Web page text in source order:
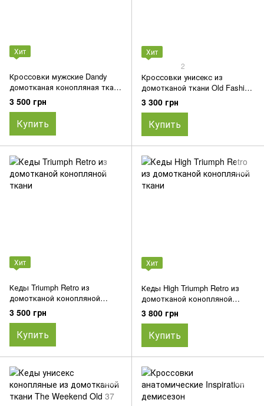
Хит
Кроссовки мужские Dandy
домотканая конопляная ткань
40
3 500 грн
Купить
Хит
2
Кроссовки унисекс из
домотканой ткани Old Fashion
2.0
3 300 грн
Купить
Хит
Кеды Triumph Retro из
домотканой конопляной
ткани
3 500 грн
Купить
Хит
Кеды High Triumph Retro из
домотканой конопляной
ткани
3 800 грн
Купить